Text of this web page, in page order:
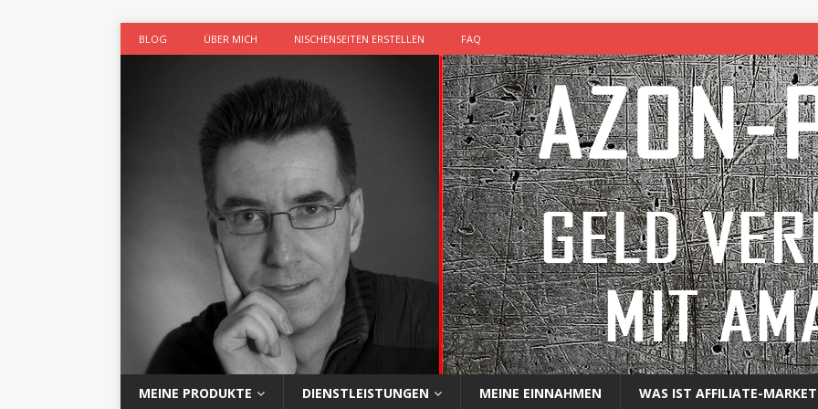
BLOG ÜBER MICH NISCHENSEITEN ERSTELLEN FAQ
MEINE PRODUKTE DIENSTLEISTUNGEN MEINE EINNAHMEN WAS IST AFFILIATE-